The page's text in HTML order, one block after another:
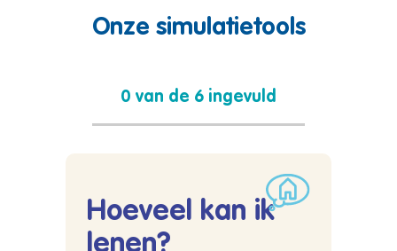
Onze simulatietools
0 van de 6 ingevuld
Hoeveel kan ik
lenen?